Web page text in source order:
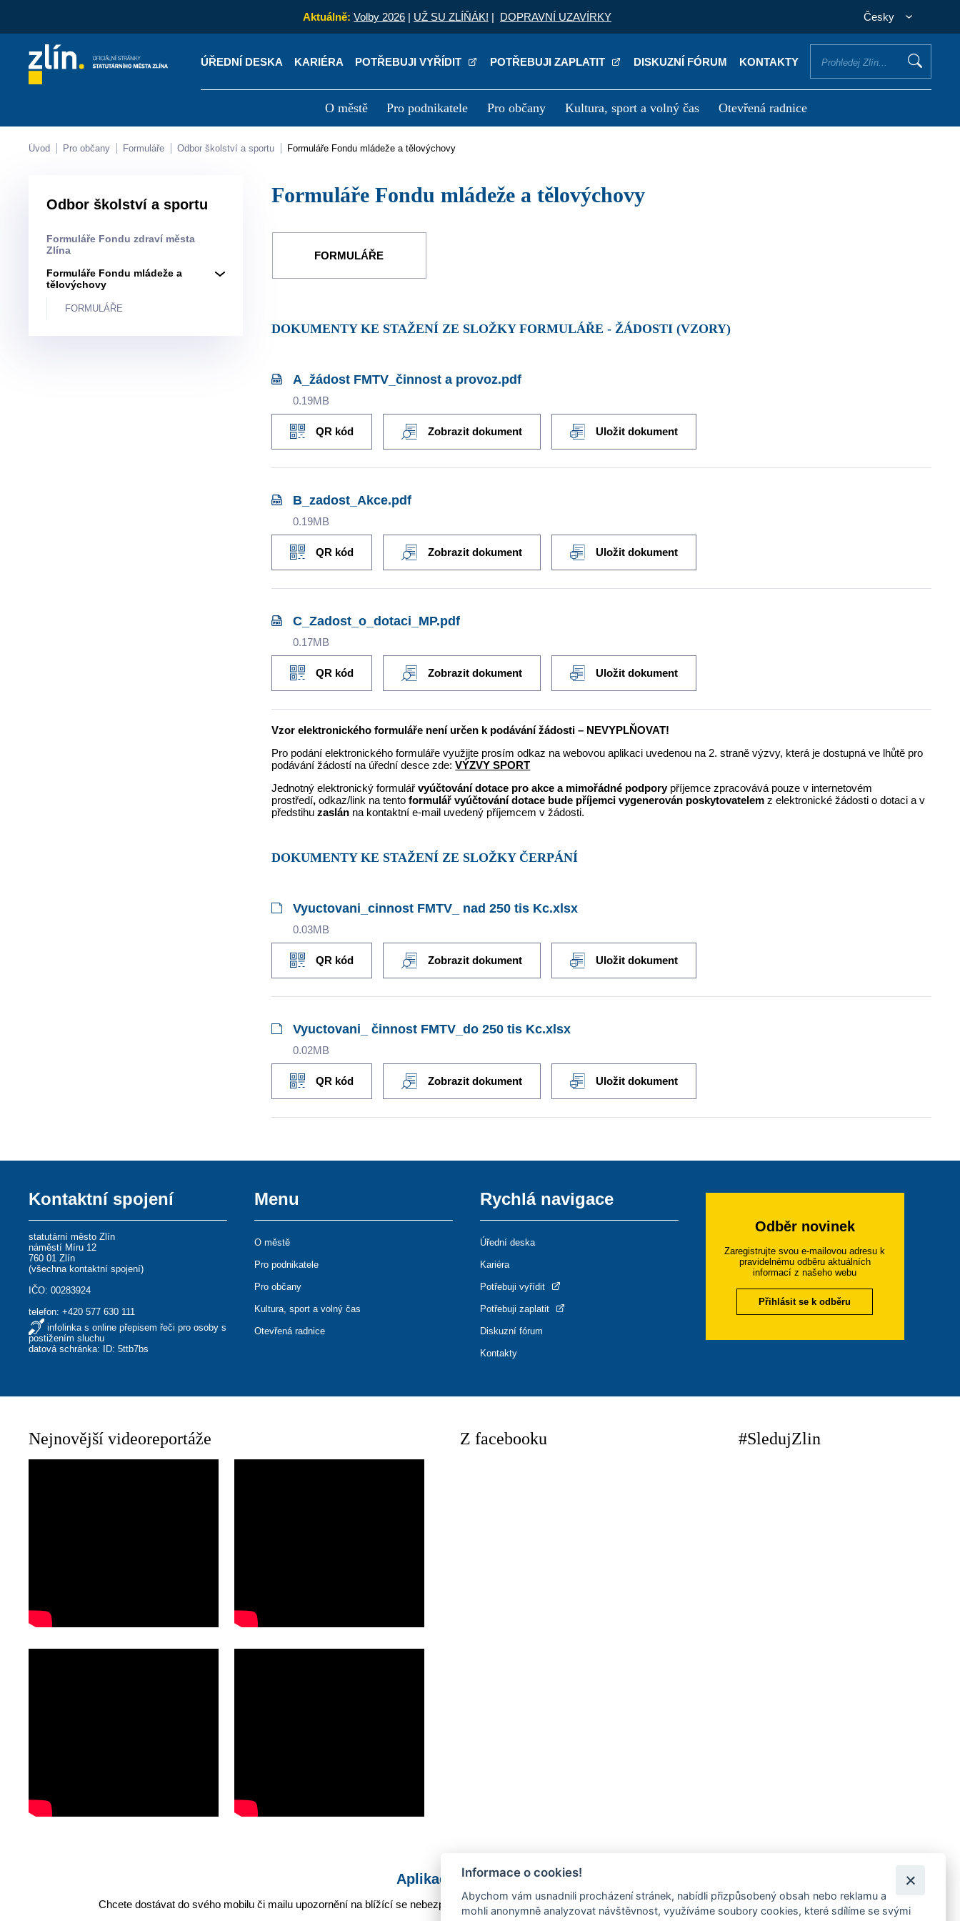
Aktuálně: Volby 2026 | UŽ SU ZLÍŇÁK! | DOPRAVNÍ UZAVÍRKY Česky
ÚŘEDNÍ DESKA KARIÉRA POTŘEBUJI VYŘÍDIT POTŘEBUJI ZAPLATIT DISKUZNÍ FÓRUM KONTAKTY
O městě Pro podnikatele Pro občany Kultura, sport a volný čas Otevřená radnice
Kontakty Úřední deska
Úvod Pro občany Formuláře Odbor školství a sportu Formuláře Fondu mládeže a tělovýchovy
Odbor školství a sportu
Formuláře Fondu zdraví města
Zlína
Formuláře Fondu mládeže a
tělovýchovy
FORMULÁŘE
Formuláře Fondu mládeže a tělovýchovy
FORMULÁŘE
DOKUMENTY KE STAŽENÍ ZE SLOŽKY FORMULÁŘE - ŽÁDOSTI (VZORY)
A_žádost FMTV_činnost a provoz.pdf
0.19MB
QR kód Zobrazit dokument Uložit dokument
B_zadost_Akce.pdf
0.19MB
QR kód Zobrazit dokument Uložit dokument
C_Zadost_o_dotaci_MP.pdf
0.17MB
QR kód Zobrazit dokument Uložit dokument
Vzor elektronického formuláře není určen k podávání žádosti – NEVYPLŇOVAT!
Pro podání elektronického formuláře využijte prosím odkaz na webovou aplikaci uvedenou na 2. straně výzvy, která je dostupná ve lhůtě pro
podávání žádostí na úřední desce zde: VÝZVY SPORT
Jednotný elektronický formulářvyúčtování dotace pro akce a mimořádné podporypříjemce zpracovává pouze v internetovém
prostředí,odkaz/link na tento formulář vyúčtování dotace bude příjemci vygenerován poskytovatelemz elektronické žádosti o dotaci a v
předstihuzaslán na kontaktní e-mail uvedený příjemcem v žádosti.
DOKUMENTY KE STAŽENÍ ZE SLOŽKY ČERPÁNÍ
Vyuctovani_cinnost FMTV_ nad 250 tis Kc.xlsx
0.03MB
QR kód Zobrazit dokument Uložit dokument
Vyuctovani_ činnost FMTV_do 250 tis Kc.xlsx
0.02MB
QR kód Zobrazit dokument Uložit dokument
Kontaktní spojení
statutární město Zlín
náměstí Míru 12
760 01 Zlín
(všechna kontaktní spojení)
IČO: 00283924
telefon:+420 577 630 111
infolinka s online přepisem řeči pro osoby s
postižením sluchu
datová schránka: ID: 5ttb7bs
Menu
O městě
Pro podnikatele
Pro občany
Kultura, sport a volný čas
Otevřená radnice
Rychlá navigace
Úřední deska
Kariéra
Potřebuji vyřídit
Potřebuji zaplatit
Diskuzní fórum
Kontakty
Odběr novinek
Zaregistrujte svou e-mailovou adresu k
pravidelnému odběru aktuálních
informací z našeho webu
Přihlásit se k odběru
Nejnovější videoreportáže Z facebooku #SledujZlin
Aplikace Mobilní rozhlas
Chcete dostávat do svého mobilu či mailu upozornění na blížící se nebezpečí, odstávky, poruchy a výpadky energií, ankety, pozvánky na kulturní a sportovní akce?
Informace o cookies!
Abychom vám usnadnili procházení stránek, nabídli přizpůsobený obsah nebo reklamu a
mohli anonymně analyzovat návštěvnost, využíváme soubory cookies, které sdílíme se svými